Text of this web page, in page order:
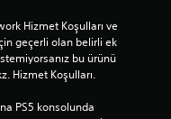
Hizmet Koşulları ve
geçerli olan belirli ek
bu ürünü
Hizmet Koşulları.
PS5 konsolunda